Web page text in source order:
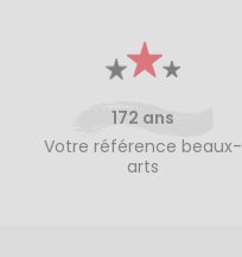
172 ans
Votre référence beaux-
arts